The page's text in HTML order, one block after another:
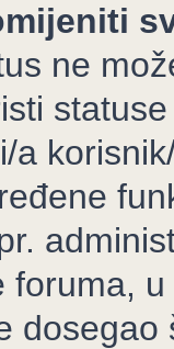
ne
a
foruma,